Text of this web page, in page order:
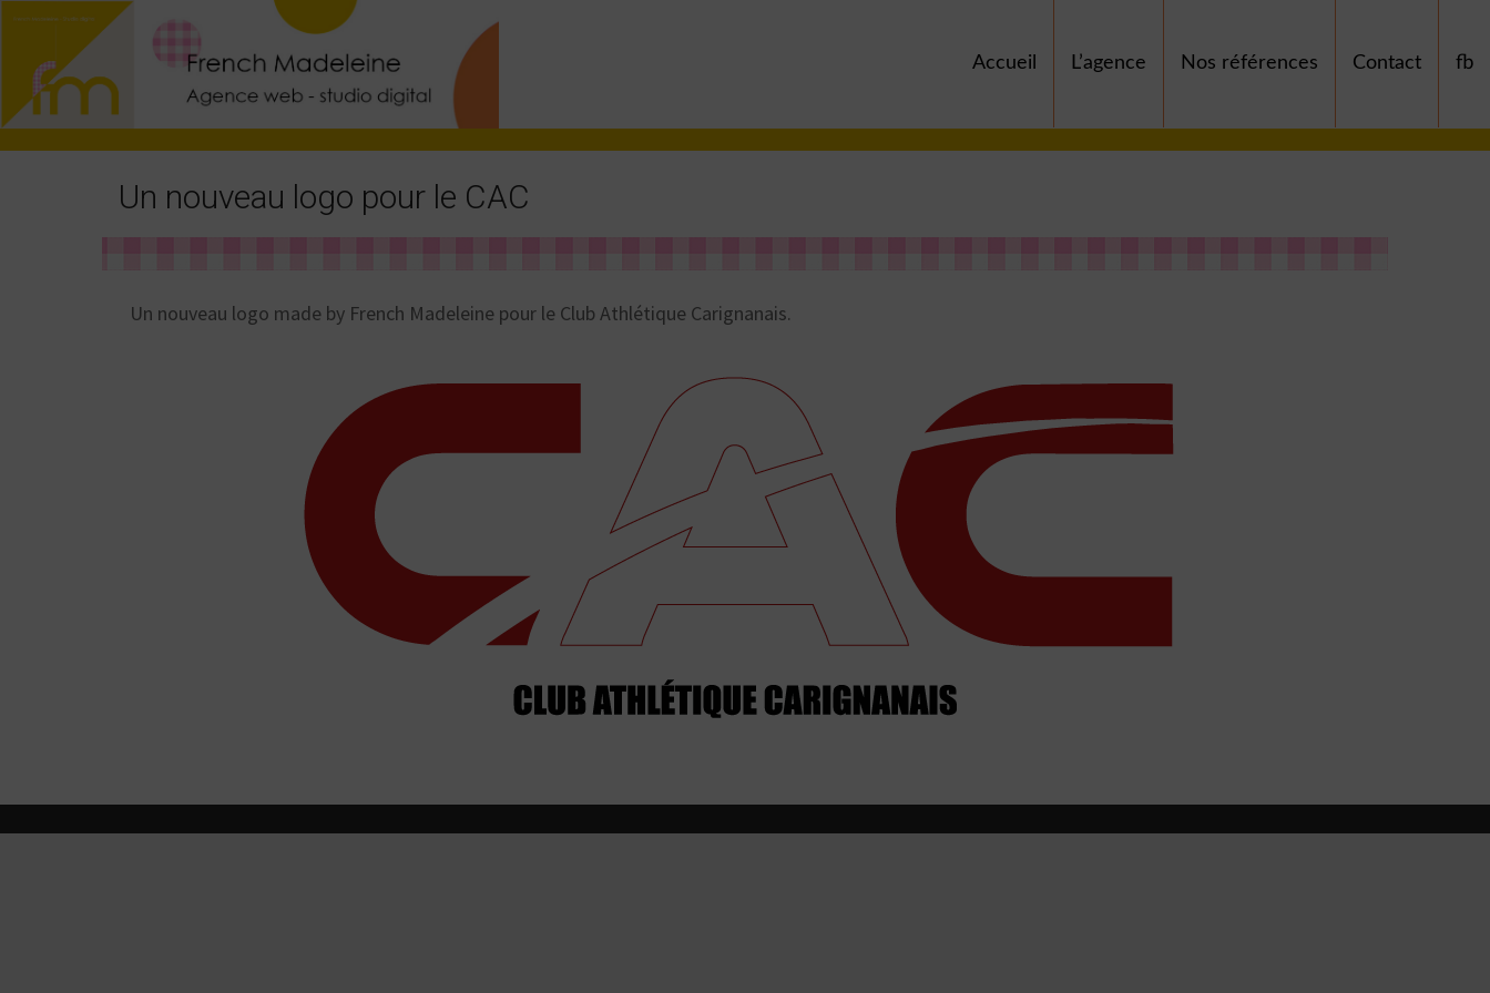
Accueil L’agence Nos références Contact fb
Un nouveau logo pour le CAC
Un nouveau logo made by French Madeleine pour le Club Athlétique Carignanais.